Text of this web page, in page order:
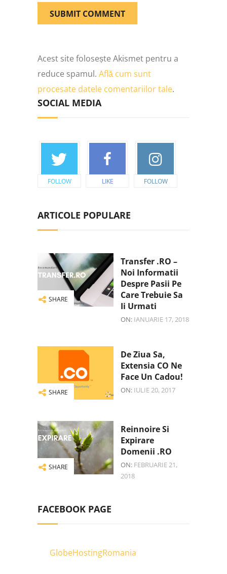
Acest site folosește Akismet pentru a
reduce spamul. Află cum sunt
procesate datele comentariilor tale.
SOCIAL MEDIA
FOLLOW LIKE FOLLOW
ARTICOLE POPULARE
SHARE
Transfer .RO –
Noi Informatii
Despre Pasii Pe
Care Trebuie Sa
Ii Urmati
ON: IANUARIE 17, 2018
SHARE
De Ziua Sa,
Extensia CO Ne
Face Un Cadou!
ON: IULIE 20, 2017
SHARE
Reinnoire Si
Expirare
Domenii .RO
ON: FEBRUARIE 21,
2018
FACEBOOK PAGE
GlobeHostingRomania